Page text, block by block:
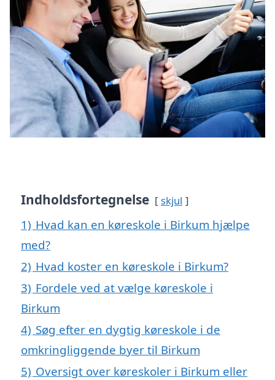
Indholdsfortegnelse skjul
1) Hvad kan en køreskole i Birkum hjælpe
med?
2) Hvad koster en køreskole i Birkum?
3) Fordele ved at vælge køreskole i
Birkum
4) Søg efter en dygtig køreskole i de
omkringliggende byer til Birkum
5) Oversigt over køreskoler i Birkum eller